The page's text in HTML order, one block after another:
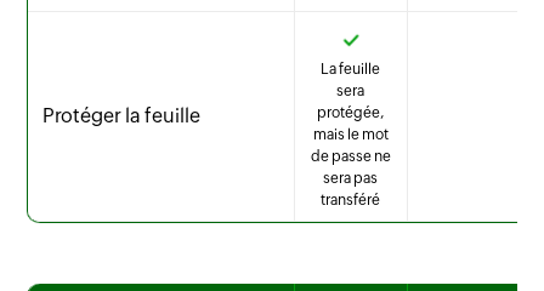
Protéger la feuille
La feuille
sera
protégée,
mais le mot
de passe ne
sera pas
transféré